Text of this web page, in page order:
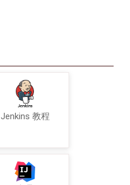
Jenkins 教程